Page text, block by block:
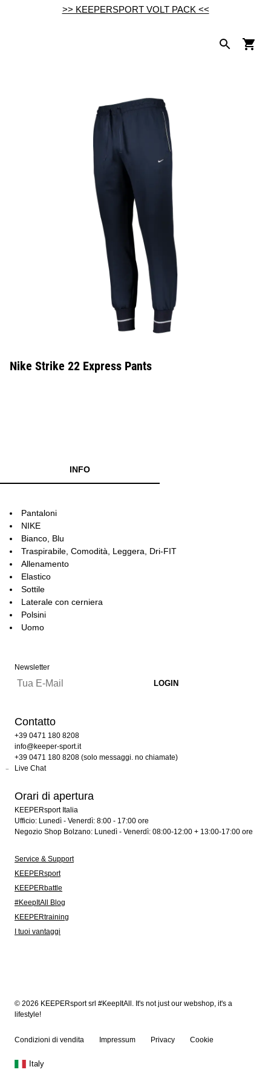
>> KEEPERSPORT VOLT PACK <<
Nike Strike 22 Express Pants
INFO
Pantaloni
NIKE
Bianco, Blu
Traspirabile, Comodità, Leggera, Dri-FIT
Allenamento
Elastico
Sottile
Laterale con cerniera
Polsini
Uomo
Newsletter
Contatto
+39 0471 180 8208
info@keeper-sport.it
+39 0471 180 8208 (solo messaggi. no chiamate)
Live Chat
Orari di apertura
KEEPERsport Italia
Ufficio: Lunedì - Venerdì: 8:00 - 17:00 ore
Negozio Shop Bolzano: Lunedì - Venerdì: 08:00-12:00 + 13:00-17:00 ore
Service & Support
KEEPERsport
KEEPERbattle
#KeepItAll Blog
KEEPERtraining
I tuoi vantaggi
© 2026 KEEPERsport srl #KeepItAll. It's not just our webshop, it's a
lifestyle!
Condizioni di vendita Impressum Privacy Cookie
Italy